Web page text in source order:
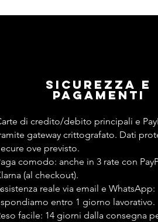
Sicurezza e
pagamenti
di credito/debito principali e
gateway crittografato. Dati
ove previsto.
comodo: anche in 3 rate con
(al checkout).
reale via email e WhatsApp:
entro 1 giorno lavorativo.
facile: 14 giorni dalla consegna